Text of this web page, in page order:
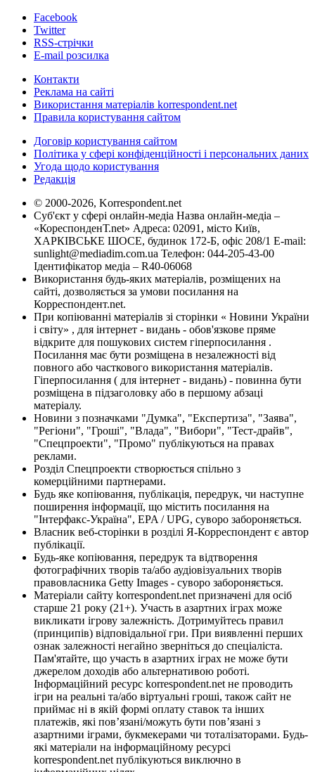
Facebook
Twitter
RSS-стрічки
E-mail розсилка
Контакти
Реклама на сайті
Використання матеріалів korrespondent.net
Правила користування сайтом
Договір користування сайтом
Політика у сфері конфіденційності і персональних даних
Угода щодо користування
Редакція
© 2000-2026, Korrespondent.net
Суб'єкт у сфері онлайн-медіа Назва онлайн-медіа –
«КореспонденТ.net» Адреса: 02091, місто Київ,
ХАРКІВСЬКЕ ШОСЕ, будинок 172-Б, офіс 208/1 E-mail:
sunlight@mediadim.com.ua Телефон: 044-205-43-00
Ідентифікатор медіа – R40-06068
Використання будь-яких матеріалів, розміщених на
сайті, дозволяється за умови посилання на
Корреспондент.net.
При копіюванні матеріалів зі сторінки « Новини України
і світу» , для інтернет - видань - обов'язкове пряме
відкрите для пошукових систем гіперпосилання .
Посилання має бути розміщена в незалежності від
повного або часткового використання матеріалів.
Гіперпосилання ( для інтернет - видань) - повинна бути
розміщена в підзаголовку або в першому абзаці
матеріалу.
Новини з позначками "Думка", "Експертиза", "Заява",
"Регіони", "Гроші", "Влада", "Вибори", "Тест-драйв",
"Спецпроекти", "Промо" публікуються на правах
реклами.
Розділ Спецпроекти створюється спільно з
комерційними партнерами.
Будь яке копіювання, публікація, передрук, чи наступне
поширення інформації, що містить посилання на
"Інтерфакс-Україна", EPA / UPG, суворо забороняється.
Власник веб-сторінки в розділі Я-Корреспондент є автор
публікації.
Будь-яке копіювання, передрук та відтворення
фотографічних творів та/або аудіовізуальних творів
правовласника Getty Images - суворо забороняється.
Матеріали сайту korrespondent.net призначені для осіб
старше 21 року (21+). Участь в азартних іграх може
викликати ігрову залежність. Дотримуйтесь правил
(принципів) відповідальної гри. При виявленні перших
ознак залежності негайно зверніться до спеціаліста.
Пам'ятайте, що участь в азартних іграх не може бути
джерелом доходів або альтернативою роботі.
Інформаційний ресурс korrespondent.net не проводить
ігри на реальні та/або віртуальні гроші, також сайт не
приймає ні в якій формі оплату ставок та інших
платежів, які пов’язані/можуть бути пов’язані з
азартними іграми, букмекерами чи тоталізаторами. Будь-
які матеріали на інформаційному ресурсі
korrespondent.net публікуються виключно в